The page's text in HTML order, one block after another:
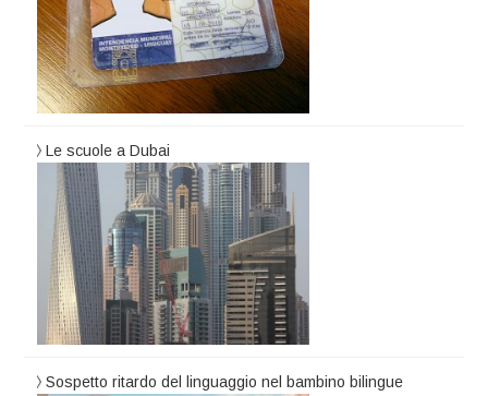
Le scuole a Dubai
Sospetto ritardo del linguaggio nel bambino bilingue